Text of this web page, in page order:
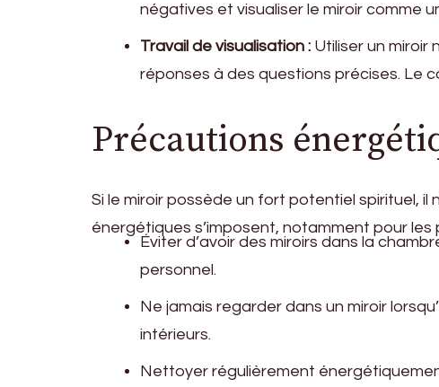
négatives et visualiser le miroir comme
Travail de visualisation : Utiliser un
réponses à des questions précises. Le
Précautions
Si le miroir possède un fort potentiel spirituel,
énergétiques s’imposent, notamment pour
Éviter d’avoir des miroirs dans la
personnel.
Ne jamais regarder dans un miroir
intérieurs.
Nettoyer régulièrement